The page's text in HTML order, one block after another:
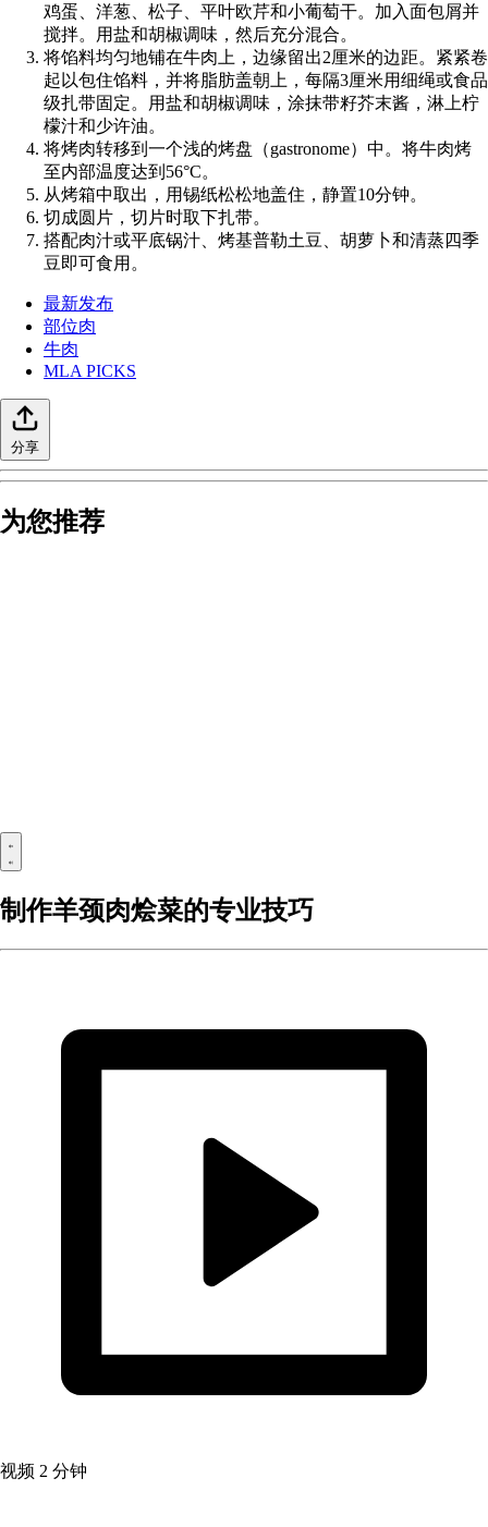
鸡蛋、洋葱、松子、平叶欧芹和小葡萄干。加入面包屑并
搅拌。用盐和胡椒调味，然后充分混合。
将馅料均匀地铺在牛肉上，边缘留出2厘米的边距。紧紧卷
起以包住馅料，并将脂肪盖朝上，每隔3厘米用细绳或食品
级扎带固定。用盐和胡椒调味，涂抹带籽芥末酱，淋上柠
檬汁和少许油。
将烤肉转移到一个浅的烤盘（gastronome）中。将牛肉烤
至内部温度达到56°C。
从烤箱中取出，用锡纸松松地盖住，静置10分钟。
切成圆片，切片时取下扎带。
搭配肉汁或平底锅汁、烤基普勒土豆、胡萝卜和清蒸四季
豆即可食用。
最新发布
部位肉
牛肉
MLA PICKS
分享
为您推荐
制作羊颈肉烩菜的专业技巧
视频 2 分钟